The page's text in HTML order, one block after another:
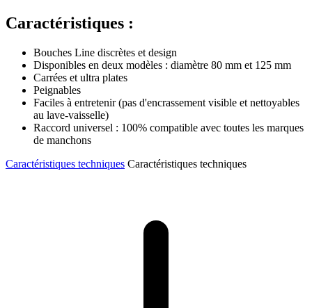
Caractéristiques :
Bouches Line discrètes et design
Disponibles en deux modèles : diamètre 80 mm et 125 mm
Carrées et ultra plates
Peignables
Faciles à entretenir (pas d'encrassement visible et nettoyables
au lave-vaisselle)
Raccord universel : 100% compatible avec toutes les marques
de manchons
Caractéristiques techniques Caractéristiques techniques